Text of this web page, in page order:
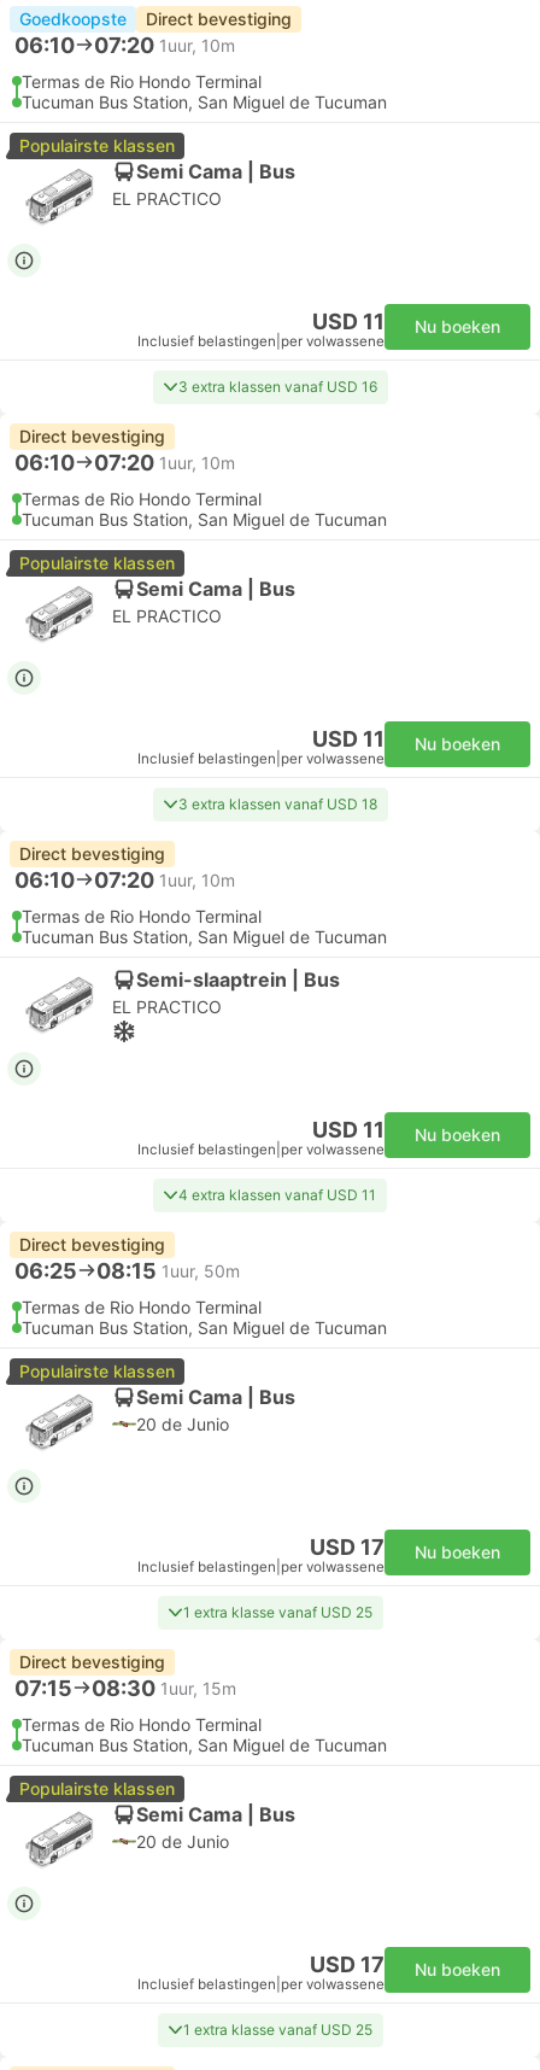
Goedkoopste Direct bevestiging
06:10 07:20 1uur, 10m
Termas de Rio Hondo Terminal
Tucuman Bus Station, San Miguel de Tucuman
Populairste klassen
Semi Cama | Bus
EL PRACTICO
USD 11
Inclusief belastingen per volwassene
Nu boeken
3 extra klassen vanaf USD 16
Direct bevestiging
06:10 07:20 1uur, 10m
Termas de Rio Hondo Terminal
Tucuman Bus Station, San Miguel de Tucuman
Populairste klassen
Semi Cama | Bus
EL PRACTICO
USD 11
Inclusief belastingen per volwassene
Nu boeken
3 extra klassen vanaf USD 18
Direct bevestiging
06:10 07:20 1uur, 10m
Termas de Rio Hondo Terminal
Tucuman Bus Station, San Miguel de Tucuman
Semi-slaaptrein | Bus
EL PRACTICO
USD 11
Inclusief belastingen per volwassene
Nu boeken
4 extra klassen vanaf USD 11
Direct bevestiging
06:25 08:15 1uur, 50m
Termas de Rio Hondo Terminal
Tucuman Bus Station, San Miguel de Tucuman
Populairste klassen
Semi Cama | Bus
20 de Junio
USD 17
Inclusief belastingen per volwassene
Nu boeken
1 extra klasse vanaf USD 25
Direct bevestiging
07:15 08:30 1uur, 15m
Termas de Rio Hondo Terminal
Tucuman Bus Station, San Miguel de Tucuman
Populairste klassen
Semi Cama | Bus
20 de Junio
USD 17
Inclusief belastingen per volwassene
Nu boeken
1 extra klasse vanaf USD 25